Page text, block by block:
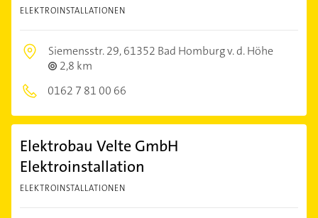
ELEKTROINSTALLATIONEN
Siemensstr. 29,61352 Bad Homburg v. d. Höhe
2,8 km
0162 7 81 00 66
Elektrobau Velte GmbH
Elektroinstallation
ELEKTROINSTALLATIONEN